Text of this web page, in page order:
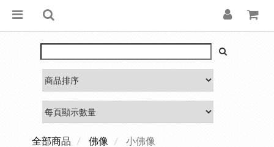
全部商品 佛像 小佛像